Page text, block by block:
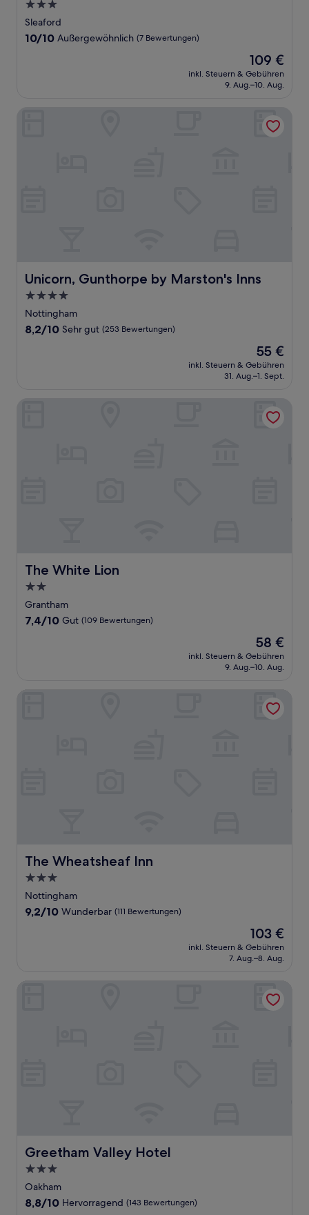
3.0-
Sterne-
Unterkunft
Sleaford
10.0
10/10 Außergewöhnlich (7 Bewertungen)
Der
Preis
beträgt
109 €
inkl. Steuern & Gebühren
9. Aug.–10. Aug.
Unicorn, Gunthorpe by Marston's Inns
Unicorn, Gunthorpe by Marston's Inns
4.0-
Sterne-
Unterkunft
Nottingham
8.2
Bewertungen)
8,2/10 Sehr gut (253 Bewertungen)
Der
Preis
beträgt
55 €
inkl. Steuern & Gebühren
31. Aug.–1. Sept.
The White Lion
The White Lion
2.0-
Sterne-
Unterkunft
Grantham
7.4
7,4/10 Gut (109 Bewertungen)
Der
Preis
beträgt
58 €
inkl. Steuern & Gebühren
9. Aug.–10. Aug.
The Wheatsheaf Inn
The Wheatsheaf Inn
3.0-
Sterne-
Unterkunft
Nottingham
9.2
9,2/10 Wunderbar (111 Bewertungen)
Der
Preis
beträgt
103 €
inkl. Steuern & Gebühren
7. Aug.–8. Aug.
Greetham Valley Hotel
Greetham Valley Hotel
3.0-
Sterne-
Unterkunft
Oakham
8.8
8,8/10 Hervorragend (143 Bewertungen)